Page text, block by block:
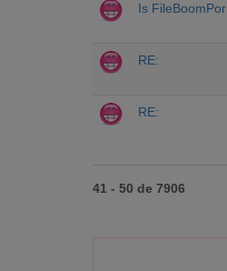
Is
RE:
RE:
41 - 50 de 7906